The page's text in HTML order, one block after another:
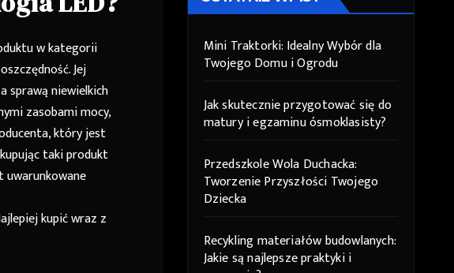
w kategorii
Jej
sprawą niewielkich
zasobami mocy,
który jest
taki produkt
uwarunkowane
kupić wraz z
Mini Traktorki: Idealny Wybór dla
Twojego Domu i Ogrodu
Jak skutecznie przygotować się do
matury i egzaminu ósmoklasisty?
Przedszkole Wola Duchacka:
Tworzenie Przyszłości Twojego
Dziecka
Recykling materiałów budowlanych:
Jakie są najlepsze praktyki i